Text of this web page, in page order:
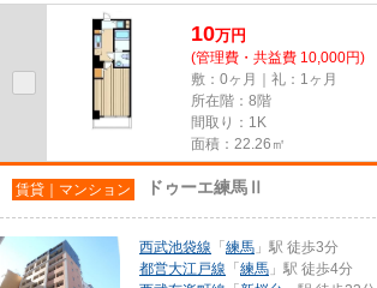
10万円
(管理費・共益費 10,000円)
敷：0ヶ月｜礼：1ヶ月
所在階：8階
間取り：1K
面積：22.26㎡
賃貸｜マンション ドゥーエ練馬Ⅱ
西武池袋線 「 練馬 」駅 徒歩3分
都営大江戸線 「 練馬 」駅 徒歩4分